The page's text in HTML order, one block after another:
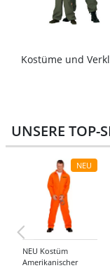
Kostüme und
UNSERE TOP-
NEU
NEU Kostüm
Amerikanischer